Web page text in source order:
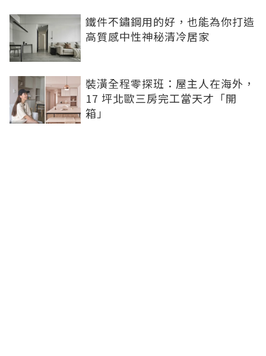
鐵件不鏽鋼用的好，也能為你打造
高質感中性神秘清冷居家
裝潢全程零探班：屋主人在海外，
17 坪北歐三房完工當天才「開
箱」